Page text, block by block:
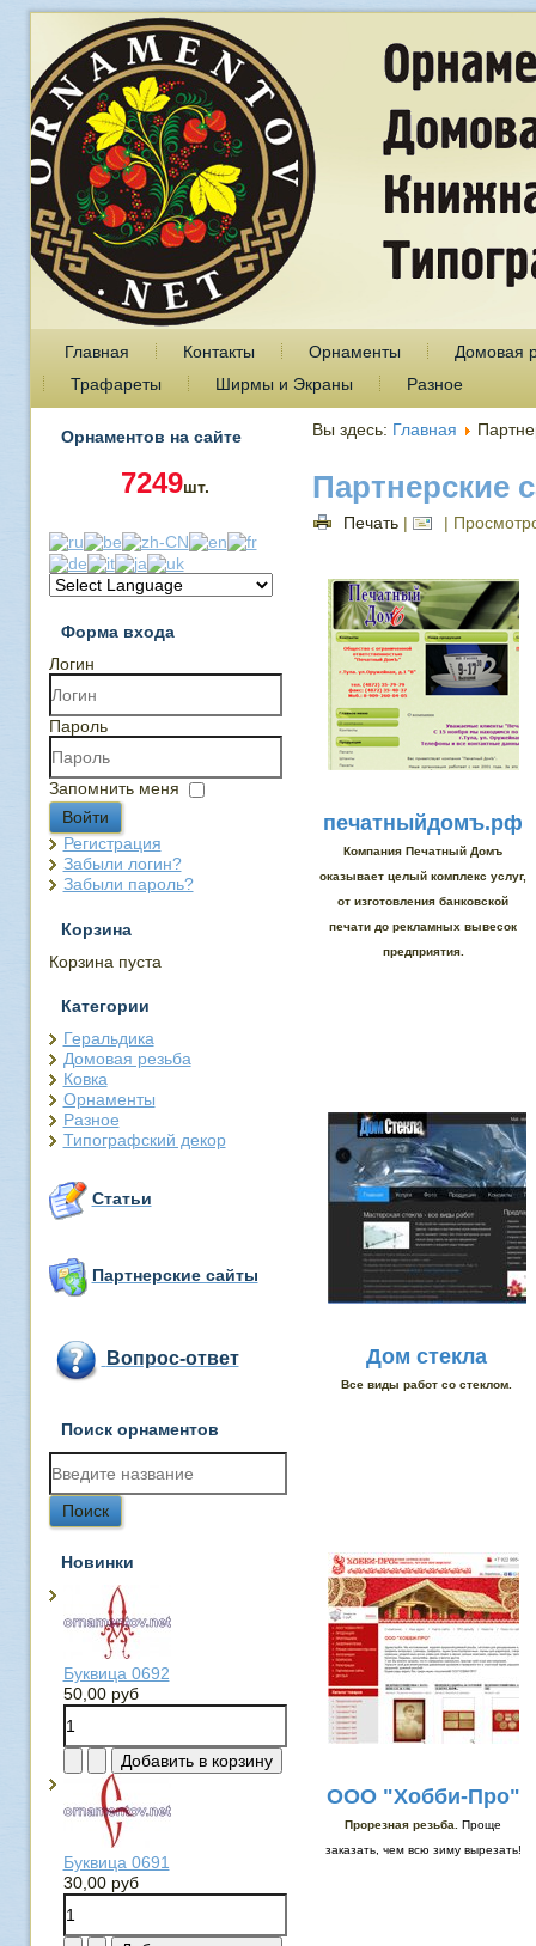
Главная Контакты Орнаменты
Домовая
Трафареты
Ширмы и Экраны Разное
Орнаментов на сайте
7249шт.
Форма входа
Логин
Пароль
Запомнить меня
Войти
Регистрация
Забыли логин?
Забыли пароль?
Корзина
Корзина пуста
Категории
Геральдика
Домовая резьба
Ковка
Орнаменты
Разное
Типографский декор
Статьи
Партнерские сайты
Вопрос-ответ
Поиск орнаментов
Новинки
Буквица 0692
50,00 руб
Буквица 0691
30,00 руб
Вы здесь: Главная
Партнерские
Печать | |
печатныйдомъ.рф
Компания Печатный Домъ
оказывает целый комплекс услуг,
от изготовления банковской
печати до рекламных вывесок
предприятия.
Дом стекла
Все виды работ со стеклом.
ООО "Хобби-Про"
Прорезная резьба. Проще
заказать, чем всю зиму вырезать!